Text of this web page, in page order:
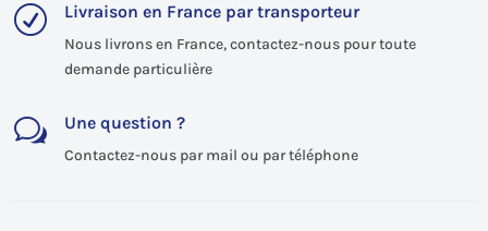
R Livraison en France par transporteur
Nous livrons en France, contactez-nous pour toute
demande particulière
w Une question ?
Contactez-nous par mail ou par téléphone